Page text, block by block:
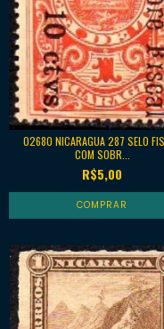
02680 NICARAGUA 287 SELO
COM SOBR...
R$5,00